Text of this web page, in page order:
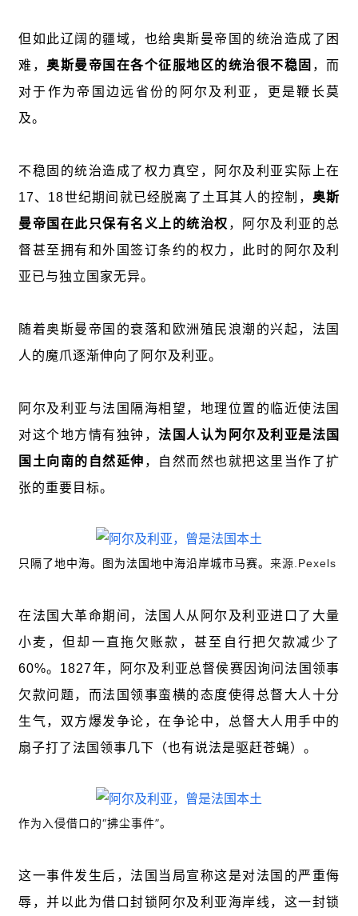
但如此辽阔的疆域，也给奥斯曼帝国的统治造成了困
难， 奥斯曼帝国在各个征服地区的统治很不稳固 ，而
对于作为帝国边远省份的阿尔及利亚，更是鞭长莫
及。
不稳固的统治造成了权力真空，阿尔及利亚实际上在
17、18世纪期间就已经脱离了土耳其人的控制， 奥斯
曼帝国在此只保有名义上的统治权 ，阿尔及利亚的总
督甚至拥有和外国签订条约的权力，此时的阿尔及利
亚已与独立国家无异。
随着奥斯曼帝国的衰落和欧洲殖民浪潮的兴起，法国
人的魔爪逐渐伸向了阿尔及利亚。
阿尔及利亚与法国隔海相望，地理位置的临近使法国
对这个地方情有独钟， 法国人认为阿尔及利亚是法国
国土向南的自然延伸 ，自然而然也就把这里当作了扩
张的重要目标。
只隔了地中海。图为法国地中海沿岸城市马赛。 来源.Pexels
在法国大革命期间，法国人从阿尔及利亚进口了大量
小麦，但却一直拖欠账款，甚至自行把欠款减少了
60%。1827年，阿尔及利亚总督侯赛因询问法国领事
欠款问题，而法国领事蛮横的态度使得总督大人十分
生气，双方爆发争论，在争论中，总督大人用手中的
扇子打了法国领事几下（也有说法是驱赶苍蝇）。
作为入侵借口的“拂尘事件”。
这一事件发生后，法国当局宣称这是对法国的严重侮
辱，并以此为借口封锁阿尔及利亚海岸线，这一封锁